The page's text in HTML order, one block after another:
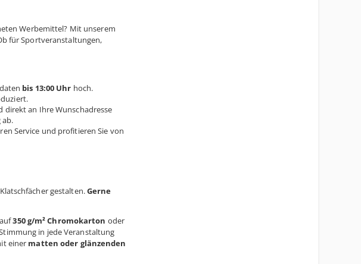
Werbemittel? Mit unserem
für Sportveranstaltungen,
bis 13:00 Uhr hoch.
direkt an Ihre Wunschadresse
ab.
Service und profitieren Sie von
gestalten.Gerne
350 g/m² Chromokarton oder
in jede Veranstaltung
einer matten oder glänzenden